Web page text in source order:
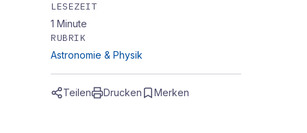
LESEZEIT
1 Minute
RUBRIK
Astronomie & Physik
Teilen Drucken Merken